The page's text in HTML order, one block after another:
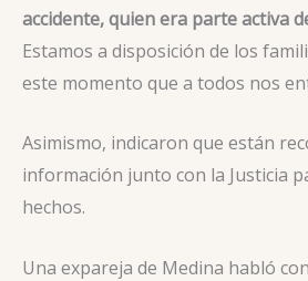
accidente, quien era parte activa
Estamos a disposición de los
este momento que a todos nos
Asimismo, indicaron que están
información junto con la Justicia
hechos.
Una expareja de Medina habló con